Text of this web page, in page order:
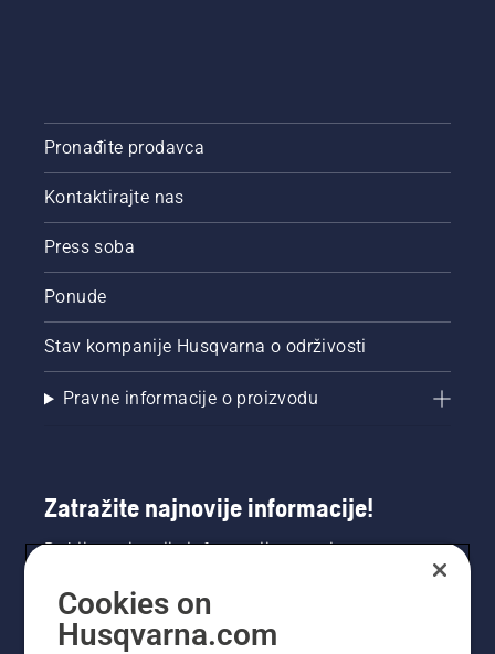
Pronađite prodavca
Kontaktirajte nas
Press soba
Ponude
Stav kompanije Husqvarna o održivosti
Pravne informacije o proizvodu
Zatražite najnovije informacije!
Dobijte najnovije informacije o novim
toga. Ovdje se registrirajte za naš bilten.
Cookies on
Husqvarna.com